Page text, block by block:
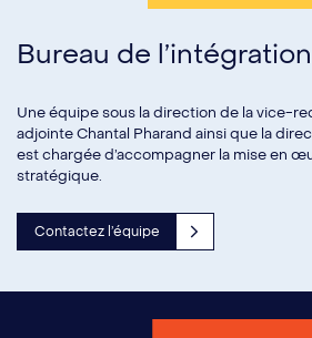
Bureau de
Une équipe sous la direction de la vice-
adjointe Chantal Pharand ainsi que la
est chargée d’accompagner la mise en
stratégique.
Contactez l’équipe